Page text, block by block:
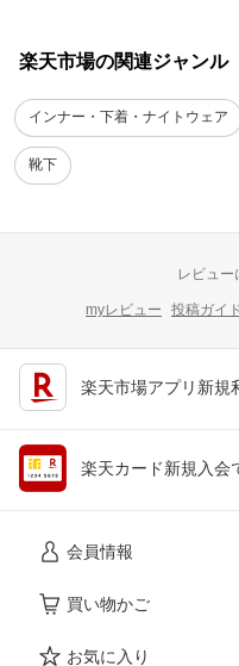
楽天市場の関連ジャンル
インナー・下着・ナイトウェア
靴下
レビュ
myレビュー 投稿ガイ
楽天市場アプリ新規
楽天カード新規入会
会員情報
買い物かご
お気に入り